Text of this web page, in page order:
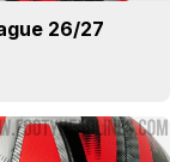
26/27